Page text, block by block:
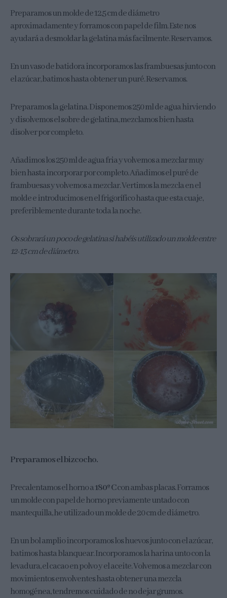
Preparamos un molde de 12,5 cm de diámetro
aproximadamente y forramos con papel de film. Este nos
ayudará a desmoldar la gelatina más facilmente. Reservamos.
En un vaso de batidora incorporamos las frambuesas junto con
el azúcar, batimos hasta obtener un puré. Reservamos.
Preparamos la gelatina. Disponemos 250 ml de agua hirviendo
y disolvemos el sobre de gelatina, mezclamos bien hasta
disolver por completo.
Añadimos los 250 ml de agua fria y volvemos a mezclar muy
bien hasta incorporar por completo. Añadimos el puré de
frambuesas y volvemos a mezclar. Vertimos la mezcla en el
molde e introducimos en el frigorífico hasta que esta cuaje,
preferiblemente durante toda la noche.
Os sobrará un poco de gelatina si habéis utilizado un molde entre
12-13 cm de diámetro.
Preparamos el bizcocho.
Precalentamos el horno a180º Ccon ambas placas. Forramos
un molde con papel de horno previamente untado con
mantequilla, he utilizado un molde de 20 cm de diámetro.
En un bol amplio incorporamos los huevos junto con el azúcar,
batimos hasta blanquear. Incorporamos la harina unto con la
levadura, el cacao en polvo y el aceite. Volvemos a mezclar con
movimientos envolventes hasta obtener una mezcla
homogénea, tendremos cuidado de no dejar grumos.